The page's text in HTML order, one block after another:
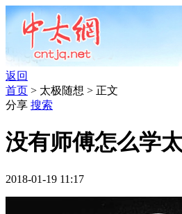
返回
首页 > 太极随想 > 正文
分享 搜索
没有师傅怎么学
2018-01-19 11:17